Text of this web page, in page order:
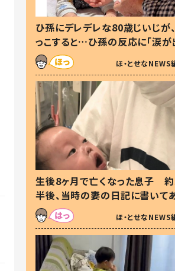
ひ孫にデレデレな80歳じいじが
っこすると…ひ孫の反応に「涙が
した」「可愛くて仕方ない」
ほ・とせなNEWS
生後8ヶ月で亡くなった息子
半後、当時の妻の日記に書いて
た本音とは
ほ・とせなNEWS